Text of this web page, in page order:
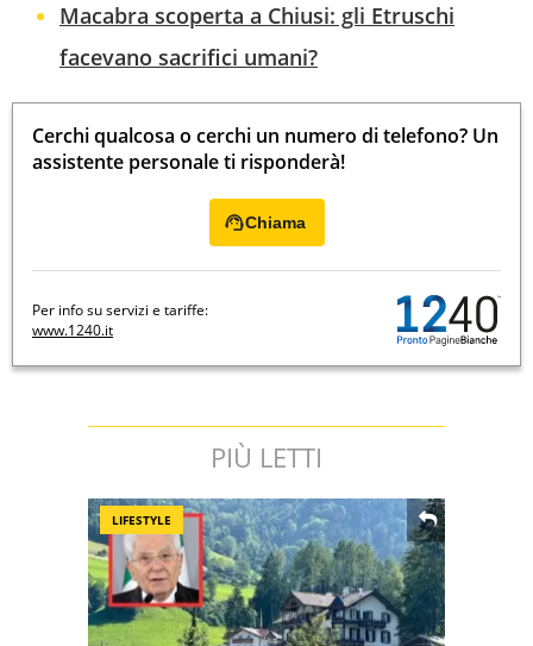
Macabra scoperta a Chiusi: gli Etruschi
facevano sacrifici umani?
Cerchi qualcosa o cerchi un numero di telefono? Un
assistente personale ti risponderà!
Chiama
Per info su servizi e tariffe:
www.1240.it
PIÙ LETTI
LIFESTYLE